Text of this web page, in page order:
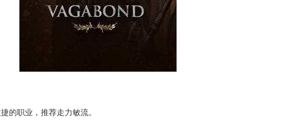
的职业，推荐走力敏流。